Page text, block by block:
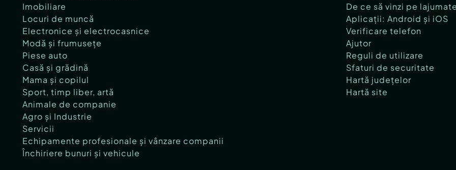
Imobiliare
Locuri de muncă
Electronice și electrocasnice
Modă și frumusețe
Piese auto
Casă și grădină
Mama și copilul
Sport, timp liber, artă
Animale de companie
Agro și Industrie
Servicii
Echipamente profesionale și vânzare companii
Închiriere bunuri și vehicule
De ce să vinzi pe
Aplicații: Android și iOS
Verificare telefon
Ajutor
Reguli de utilizare
Sfaturi de securitate
Hartă județelor
Hartă site